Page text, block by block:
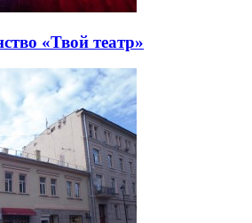
«Твой театр»